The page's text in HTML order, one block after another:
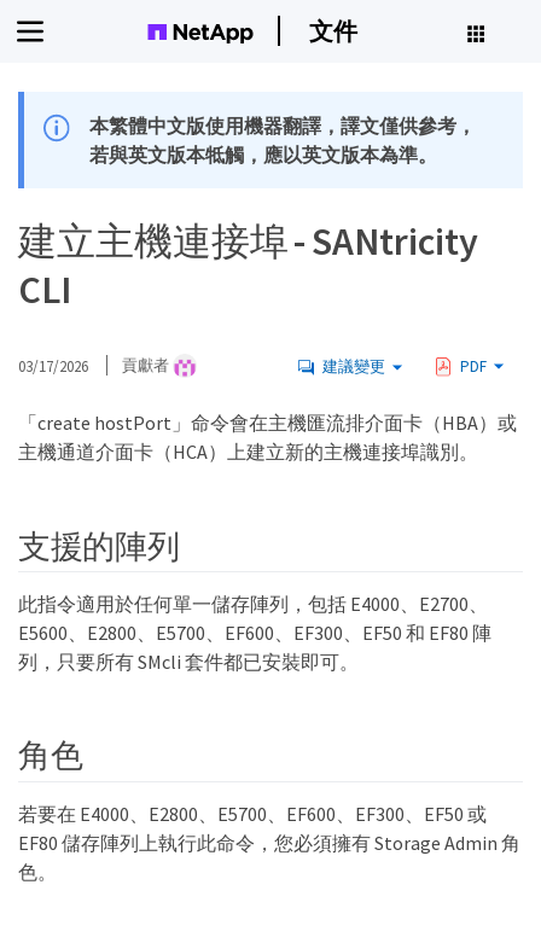
文件
本繁體中文版使用機器翻譯，譯文僅供參考，
若與英文版本牴觸，應以英文版本為準。
建立主機連接埠 - SANtricity
CLI
03/17/2026 貢獻者 建議變更 PDF
「create hostPort」命令會在主機匯流排介面卡（HBA）或
主機通道介面卡（HCA）上建立新的主機連接埠識別。
支援的陣列
此指令適用於任何單一儲存陣列，包括 E4000、E2700、
E5600、E2800、E5700、EF600、EF300、EF50 和 EF80 陣
列，只要所有 SMcli 套件都已安裝即可。
角色
若要在 E4000、E2800、E5700、EF600、EF300、EF50 或
EF80 儲存陣列上執行此命令，您必須擁有 Storage Admin 角
色。